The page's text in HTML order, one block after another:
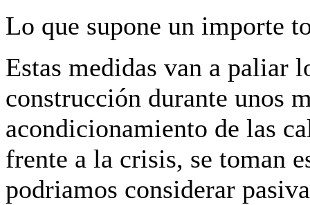
Lo que supone un importe
Estas medidas van a paliar
construcción durante unos
acondicionamiento de las
frente a la crisis, se toman
podriamos considerar